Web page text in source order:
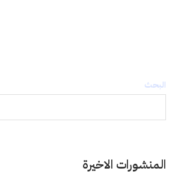
البحث
المنشورات الاخيرة